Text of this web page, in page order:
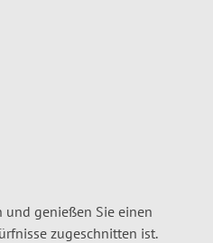
und genießen Sie einen
zugeschnitten ist.